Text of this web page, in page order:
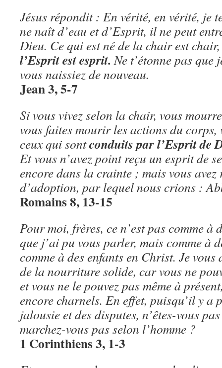
Jésus répondit : En vérité, en vérité, je
ne naît d’eau et d’Esprit, il ne peut
Dieu. Ce qui est né de la chair est
l’Esprit est esprit. Ne t’étonne pas
vous naissiez de nouveau.
Jean 3, 5-7
Si vous vivez selon la chair, vous
vous faites mourir les actions du corps,
ceux qui sontconduits par l’Esprit de
Et vous n’avez point reçu un esprit de
encore dans la crainte ; mais vous
d’adoption, par lequel nous crions :
Romains 8, 13-15
Pour moi, frères, ce n’est pas comme à
que j’ai pu vous parler, mais comme à
comme à des enfants en Christ. Je
de la nourriture solide, car vous ne
et vous ne le pouvez pas même à
encore charnels. En effet, puisqu’il y a
jalousie et des disputes, n’êtes-vous
marchez-vous pas selon l’homme ?
1 Corinthiens 3, 1-3